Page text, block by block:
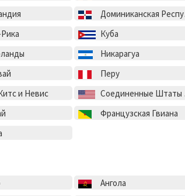
Доминиканская Республика
Куба
Никарагуа
Перу
и Невис
Соединенные Штаты Америки
Французская Гвиана
Ангола